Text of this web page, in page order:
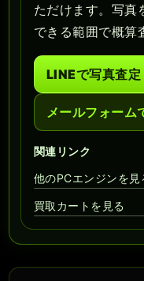
ただけます。写真
できる範囲で概算
LINEで写真査定
メールフォーム
関連リンク
他のPCエンジンを見
買取カートを見る